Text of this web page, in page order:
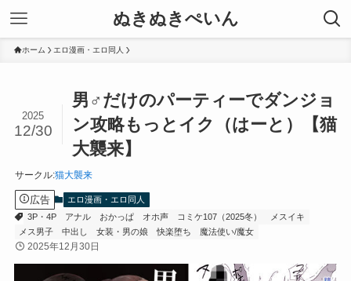
ぬきぬきぺいん
ホーム エロ漫画・エロ同人
男♂だけのパーティーでダンジョ
ン攻略もっとイク（はーと）【猫
大襲来】
2025
12/30
サークル:猫大襲来
広告
エロ漫画・エロ同人
3P・4P
アナル おかっぱ オホ声 コミケ107（2025冬）
メスイキ
メス男子
中出し 女装・男の娘 快楽堕ち 魔法使い/魔女
2025年12月30日